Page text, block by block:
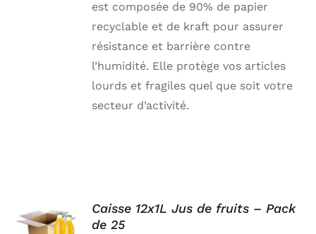
est composée de 90% de papier
recyclable et de kraft pour assurer
résistance et barrière contre
l’humidité. Elle protège vos articles
lourds et fragiles quel que soit votre
secteur d’activité.
AU
PANIER
Caisse 12x1L Jus de fruits – Pack
de 25